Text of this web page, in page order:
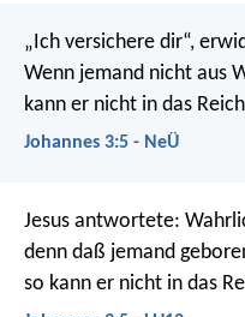
„Ich versichere dir“,
Wenn jemand nicht aus
kann er nicht in das
Johannes 3:5 - NeÜ
Jesus antwortete:
denn daß jemand
so kann er nicht in das